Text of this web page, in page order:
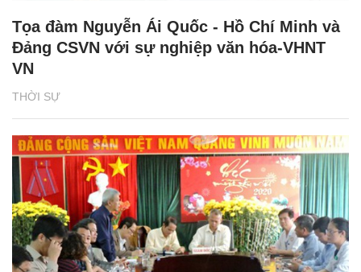
THỜI SỰ
Tọa đàm Nguyễn Ái Quốc - Hồ Chí Minh và
Đảng CSVN với sự nghiệp văn hóa-VHNT
VN